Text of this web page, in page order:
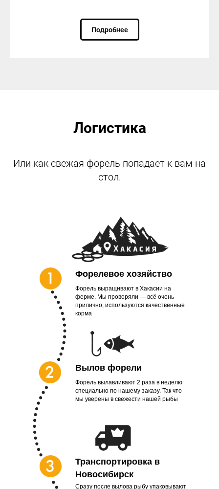
Подробнее
Логистика
Или как свежая форель попадает к вам на
стол.
Форелевое хозяйство
Форель выращивают в Хакасии на
ферме. Мы проверяли — всё очень
прилично, используются качественные
корма
Сразу после вылова рыбу упаковывают
Транспортировка в
Новосибирск
Вылов форели
Форель вылавливают 2 раза в неделю
специально по нашему заказу. Так что
мы уверены в свежести нашей рыбы